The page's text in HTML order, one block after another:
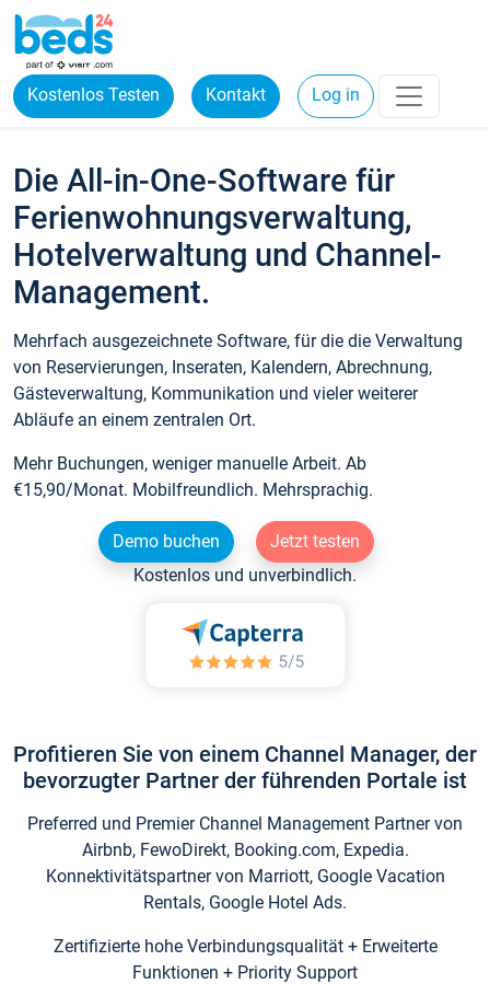
Kostenlos Testen Kontakt Log in
Die All-in-One-Software für
Ferienwohnungsverwaltung,
Hotelverwaltung und Channel-
Management.
Mehrfach ausgezeichnete Software, für die die Verwaltung
von Reservierungen, Inseraten, Kalendern, Abrechnung,
Gästeverwaltung, Kommunikation und vieler weiterer
Abläufe an einem zentralen Ort.
Mehr Buchungen, weniger manuelle Arbeit. Ab
€15,90/Monat. Mobilfreundlich. Mehrsprachig.
Demo buchen
Jetzt testen
Kostenlos und unverbindlich.
Profitieren Sie von einem Channel Manager, der
bevorzugter Partner der führenden Portale ist
Preferred und Premier Channel Management Partner von
Airbnb, FewoDirekt, Booking.com, Expedia.
Konnektivitätspartner von Marriott, Google Vacation
Rentals, Google Hotel Ads.
Zertifizierte hohe Verbindungsqualität + Erweiterte
Funktionen + Priority Support